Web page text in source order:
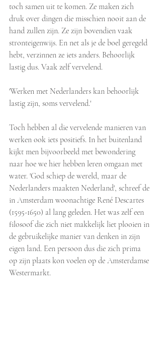
toch samen uit te komen. Ze maken zich
druk over dingen die misschien nooit aan de
hand zullen zijn. Ze zijn bovendien vaak
stronteigenwijs. En net als je de boel geregeld
hebt, verzinnen ze iets anders. Behoorlijk
lastig dus. Vaak zelf vervelend.
'Werken met Nederlanders kan behoorlijk
lastig zijn, soms vervelend.'
Toch hebben al die vervelende manieren van
werken ook iets positiefs. In het buitenland
kijkt men bijvoorbeeld met bewondering
naar hoe we hier hebben leren omgaan met
water. 'God schiep de wereld, maar de
Nederlanders maakten Nederland', schreef de
in Amsterdam woonachtige René Descartes
(1595-1650) al lang geleden. Het was zelf een
filosoof die zich niet makkelijk liet plooien in
de gebruikelijke manier van denken in zijn
eigen land. Een persoon dus die zich prima
op zijn plaats kon voelen op de Amsterdamse
Westermarkt.